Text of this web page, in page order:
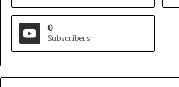
0
Subscribers